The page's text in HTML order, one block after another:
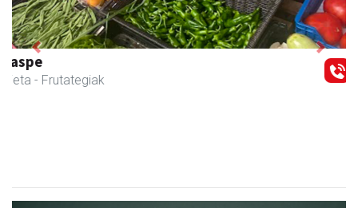
Previous Next